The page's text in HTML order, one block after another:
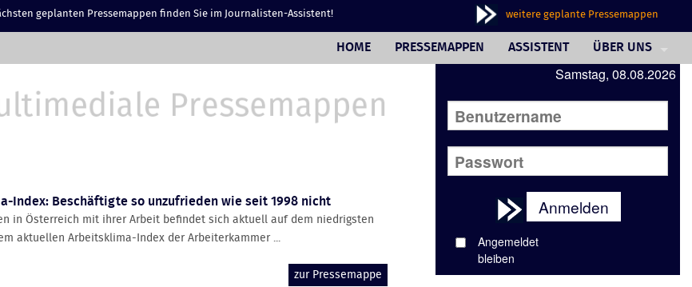
geplanten Pressemappen finden Sie im Journalisten-Assistent! weitere geplante Pressemappen
HOME PRESSEMAPPEN ASSISTENT
ÜBER UNS
PHILOSOPHIE
WUNSCHBOX
IMPRESSUM/AGB
Index: Beschäftigte so unzufrieden wie seit 1998 nicht
in Österreich mit ihrer Arbeit befindet sich aktuell auf dem niedrigsten
aktuellen Arbeitsklima-Index der Arbeiterkammer ...
zur Pressemappe
Samstag, 08.08.2026
Anmelden
Angemeldet
bleiben